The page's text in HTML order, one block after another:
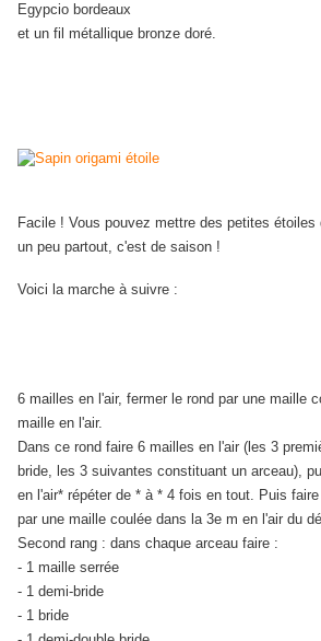
Egypcio bordeaux
et un fil métallique bronze doré.
Facile ! Vous pouvez mettre des petites
un peu partout, c'est de saison !
Voici la marche à suivre :
6 mailles en l'air, fermer le rond par une maille
maille en l'air.
Dans ce rond faire 6 mailles en l'air (les 3
bride, les 3 suivantes constituant un arceau),
en l'air* répéter de * à * 4 fois en tout. Puis
par une maille coulée dans la 3e m en l'air du
Second rang : dans chaque arceau faire :
- 1 maille serrée
- 1 demi-bride
- 1 bride